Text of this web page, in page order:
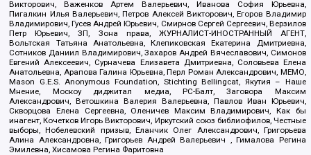
Викторович, Важенков Артем Валерьевич, Иванова София Юрьевна,
Пигалкин Илья Валерьевич, Петров Алексей Викторович, Егоров Владимир
Владимирович, Гусев Андрей Юрьевич, Смирнов Сергей Сергеевич, Верзилов
Петр Юрьевич, ЗП, Зона права, ЖУРНАЛИСТ-ИНОСТРАННЫЙ АГЕНТ,
Вольтская Татьяна Анатольевна, Клепиковская Екатерина Дмитриевна,
Сотников Даниил Владимирович, Захаров Андрей Вячеславович, Симонов
Евгений Алексеевич, Сурначева Елизавета Дмитриевна, Соловьева Елена
Анатольевна, Арапова Галина Юрьевна, Перл Роман Александрович, МЕМО,
Mason G.E.S. Anonymous Foundation, Stichting Bellingcat, Якутия – Наше
Мнение, Москоу диджитал медиа, РС-Балт, Заговора Максим
Александрович, Ветошкина Валерия Валерьевна, Павлов Иван Юрьевич,
Скворцова Елена Сергеевна, Оленичев Максим Владимирович, Как бы
инагент, Кочетков Игорь Викторович, Иркутский союз библиофилов, Честные
выборы, Нобелевский призыв, Еланчик Олег Александрович, Григорьева
Алина Александровна, Григорьев Андрей Валерьевич , Гималова Регина
Эмилевна, Хисамова Регина Фаритовна